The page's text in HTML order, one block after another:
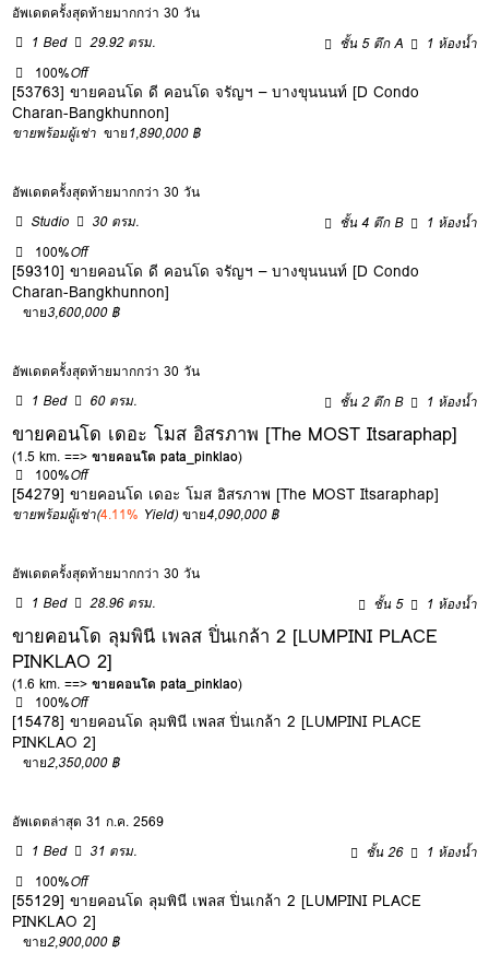
อัพเดตครั้งสุดท้ายมากกว่า 30 วัน
1 Bed
29.92 ตรม. ชั้น 5 ตึก A
1 ห้องน้ำ
100%Off
[53763] ขายคอนโด ดี คอนโด จรัญฯ – บางขุนนนท์ [D Condo
Charan-Bangkhunnon]
ขายพร้อมผู้เช่า ขาย1,890,000 ฿
อัพเดตครั้งสุดท้ายมากกว่า 30 วัน
Studio
30 ตรม. ชั้น 4 ตึก B
1 ห้องน้ำ
100%Off
[59310] ขายคอนโด ดี คอนโด จรัญฯ – บางขุนนนท์ [D Condo
Charan-Bangkhunnon]
ขาย3,600,000 ฿
อัพเดตครั้งสุดท้ายมากกว่า 30 วัน
1 Bed
60 ตรม. ชั้น 2 ตึก B 1 ห้องน้ำ
ขายคอนโด เดอะ โมส อิสรภาพ [The MOST Itsaraphap]
(1.5 km. ==>ขายคอนโด pata_pinklao)
100%Off
[54279] ขายคอนโด เดอะ โมส อิสรภาพ [The MOST Itsaraphap]
ขายพร้อมผู้เช่า(4.11% Yield) ขาย4,090,000 ฿
อัพเดตครั้งสุดท้ายมากกว่า 30 วัน
1 Bed
28.96 ตรม. ชั้น 5 1 ห้องน้ำ
ขายคอนโด ลุมพินี เพลส ปิ่นเกล้า 2 [LUMPINI PLACE
PINKLAO 2]
(1.6 km. ==>ขายคอนโด pata_pinklao)
100%Off
[15478] ขายคอนโด ลุมพินี เพลส ปิ่นเกล้า 2 [LUMPINI PLACE
PINKLAO 2]
ขาย2,350,000 ฿
อัพเดตล่าสุด 31 ก.ค. 2569
1 Bed
31 ตรม. ชั้น 26
1 ห้องน้ำ
100%Off
[55129] ขายคอนโด ลุมพินี เพลส ปิ่นเกล้า 2 [LUMPINI PLACE
PINKLAO 2]
ขาย2,900,000 ฿